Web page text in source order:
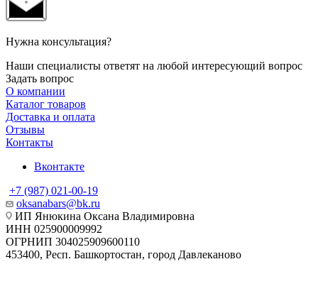
Нужна консультация?
Наши специалисты ответят на любой интересующий вопрос
Задать вопрос
О компании
Каталог товаров
Доставка и оплата
Отзывы
Контакты
Вконтакте
+7 (987) 021-00-19
oksanabars@bk.ru
ИП Янюкина Оксана Владимировна
ИНН 025900009992
ОГРНИП 304025909600110
453400, Респ. Башкортостан, город Давлеканово